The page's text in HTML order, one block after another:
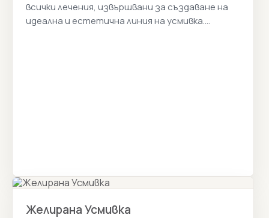
всички лечения, извършвани за създаване на
идеална и естетична линия на усмивка.
Желирана Усмивка